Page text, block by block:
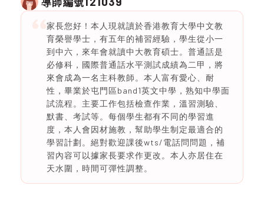
家長您好！本人現就讀於香港教育大學中文教
育榮譽學士，有五年的補習經驗，學生從小一
到中六，來年會就讀中大教育碩士。普通話是
必修科，國際普通話水平測試成績為二甲，將
來會成為一名主科教師。本人富有愛心、耐
性，畢業於屯門區band1英文中學，熟知中學面
試流程。主要工作包括檢查作業，溫習測驗、
默書、考試等。每個學生都有不同的學習進
度，本人會因材施教，幫助學生制定最適合的
學習計劃。絕對歡迎課後wts/電話問問題，補
習內容可以據家長要求作更改。本人亦居住在
天水圍，時間可彈性調整。